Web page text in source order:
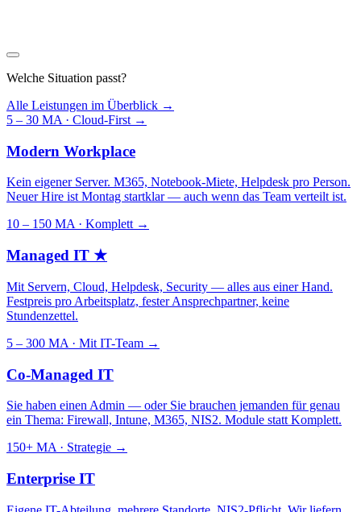
Welche Situation passt?
Alle Leistungen im Überblick →
5 – 30 MA · Cloud-First →
Modern Workplace
Kein eigener Server. M365, Notebook-Miete, Helpdesk pro Person.
Neuer Hire ist Montag startklar — auch wenn das Team verteilt ist.
10 – 150 MA · Komplett →
Managed IT ★
Mit Servern, Cloud, Helpdesk, Security — alles aus einer Hand.
Festpreis pro Arbeitsplatz, fester Ansprechpartner, keine
Stundenzettel.
5 – 300 MA · Mit IT-Team →
Co-Managed IT
Sie haben einen Admin — oder Sie brauchen jemanden für genau
ein Thema: Firewall, Intune, M365, NIS2. Module statt Komplett.
150+ MA · Strategie →
Enterprise IT